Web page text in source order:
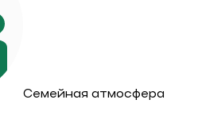
Семейная атмосфера